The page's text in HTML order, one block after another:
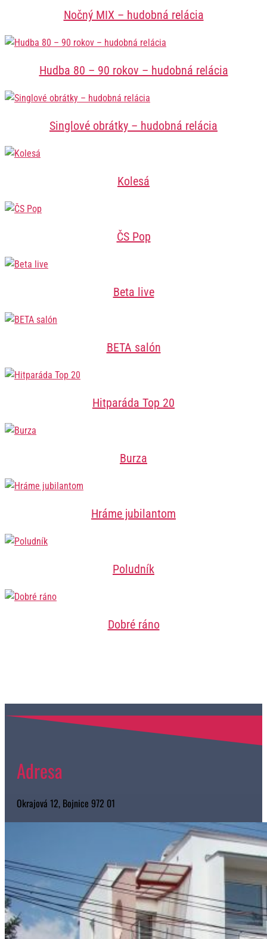
Nočný MIX – hudobná relácia
Hudba 80 – 90 rokov – hudobná relácia
Singlové obrátky – hudobná relácia
Kolesá
ČS Pop
Beta live
BETA salón
Hitparáda Top 20
Burza
Hráme jubilantom
Poludník
Dobré ráno
Adresa
Okrajová 12, Bojnice 972 01